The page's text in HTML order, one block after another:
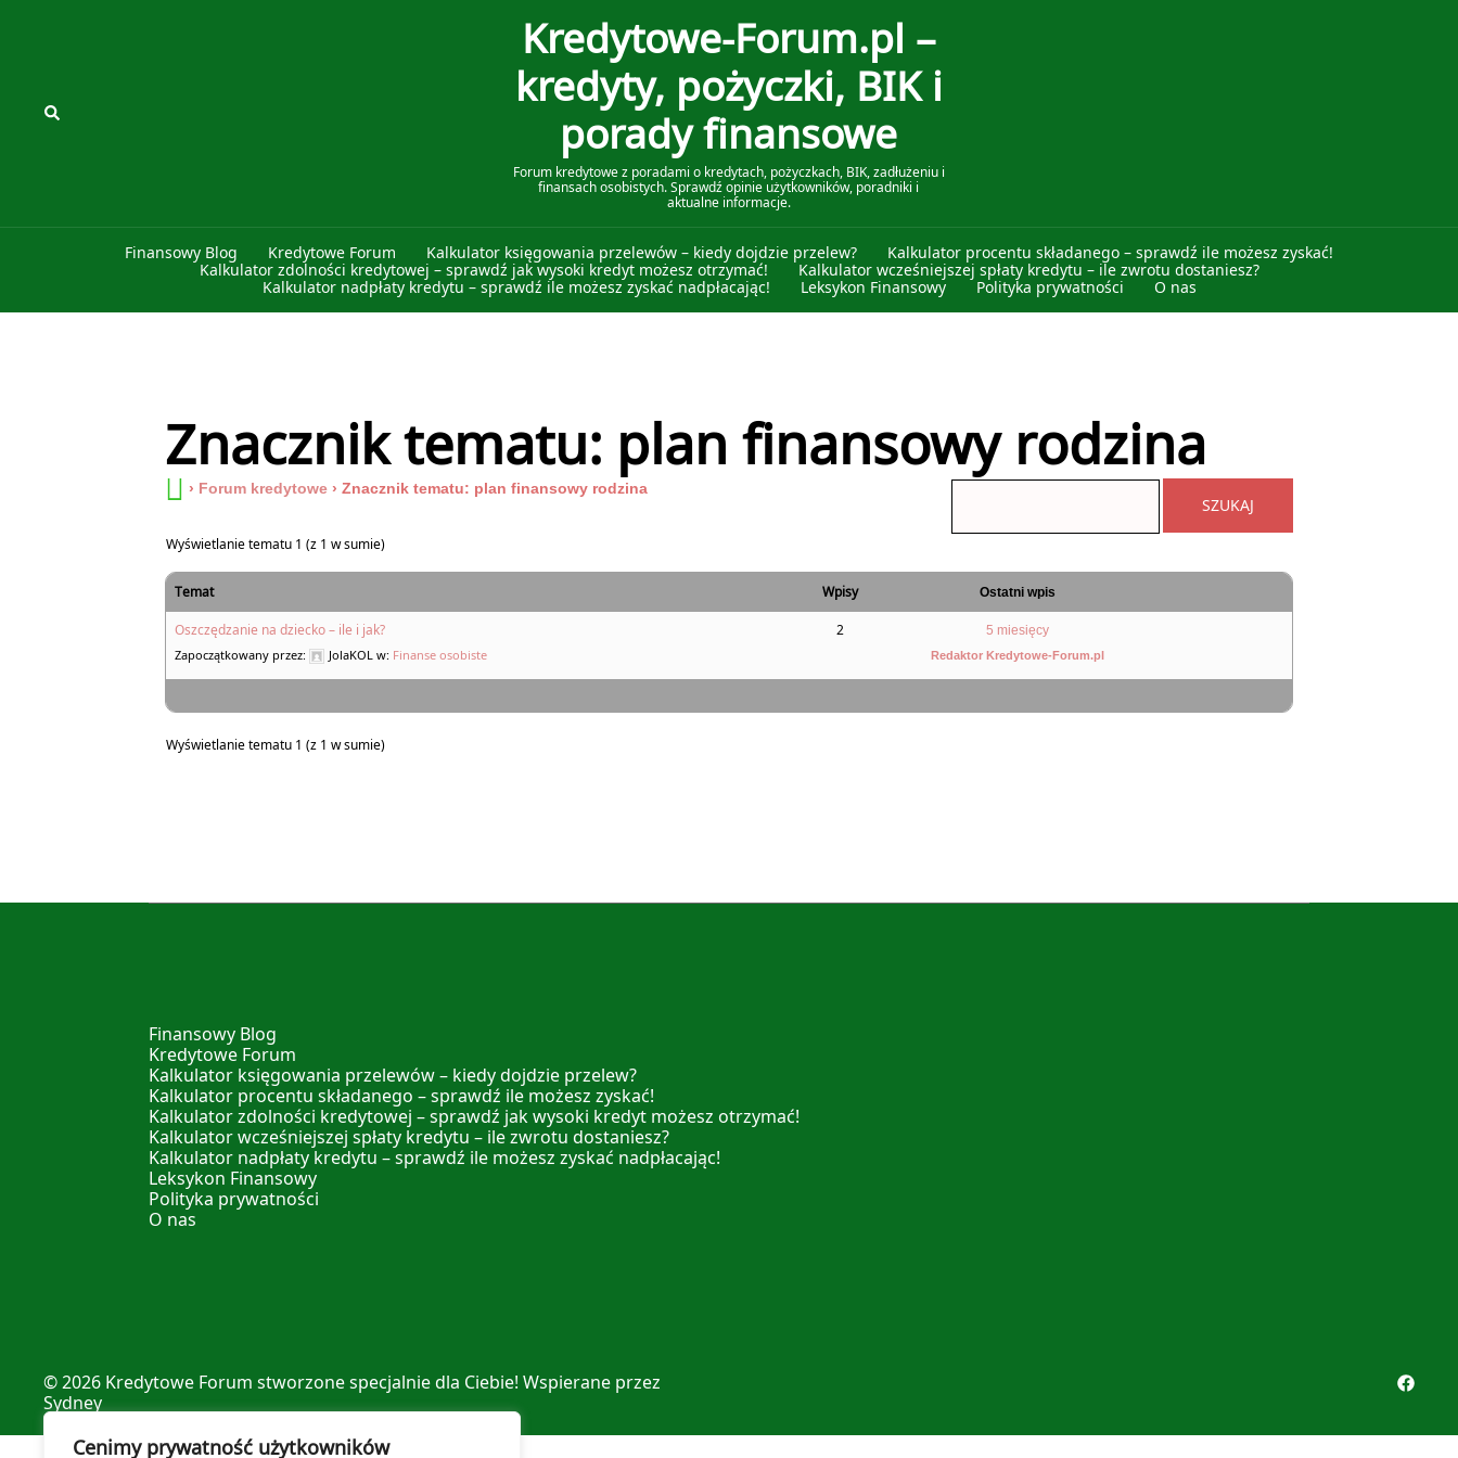
Cenimy prywatność użytkowników
Szukaj
Kredytowe-Forum.pl –
kredyty, pożyczki, BIK i
porady finansowe
Forum kredytowe z poradami o kredytach, pożyczkach, BIK, zadłużeniu i
finansach osobistych. Sprawdź opinie użytkowników, poradniki i
aktualne informacje.
Finansowy Blog Kredytowe Forum Kalkulator księgowania przelewów – kiedy dojdzie przelew?
Kalkulator procentu składanego – sprawdź ile możesz zyskać!
Kalkulator zdolności kredytowej – sprawdź jak wysoki kredyt możesz otrzymać!
Kalkulator wcześniejszej spłaty kredytu – ile zwrotu dostaniesz?
Kalkulator nadpłaty kredytu – sprawdź ile możesz zyskać nadpłacając!
Leksykon Finansowy Polityka prywatności O nas
Znacznik tematu: plan finansowy rodzina
› Forum kredytowe › Znacznik tematu: plan finansowy rodzina
Wyświetlanie tematu 1 (z 1 w sumie)
Temat Wpisy Ostatni wpis
Oszczędzanie na dziecko – ile i jak?
Zapoczątkowany przez: JolaKOL w: Finanse osobiste
2 5 miesięcy
Redaktor Kredytowe-Forum.pl
Wyświetlanie tematu 1 (z 1 w sumie)
Finansowy Blog
Kredytowe Forum
Kalkulator księgowania przelewów – kiedy dojdzie przelew?
Kalkulator procentu składanego – sprawdź ile możesz zyskać!
Kalkulator zdolności kredytowej – sprawdź jak wysoki kredyt możesz otrzymać!
Kalkulator wcześniejszej spłaty kredytu – ile zwrotu dostaniesz?
Kalkulator nadpłaty kredytu – sprawdź ile możesz zyskać nadpłacając!
Leksykon Finansowy
Polityka prywatności
O nas
© 2026 Kredytowe Forum stworzone specjalnie dla Ciebie! Wspierane przez
Sydney